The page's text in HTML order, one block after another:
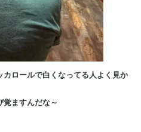
ロールで白くなってる人よく見か
覚ますんだな～